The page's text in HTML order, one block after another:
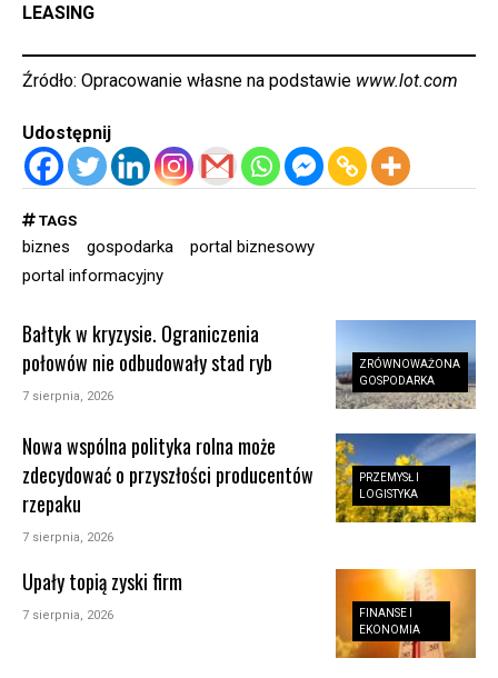
LEASING
Źródło: Opracowanie własne na podstawie www.lot.com
Udostępnij
TAGS
biznes gospodarka
portal biznesowy
portal informacyjny
ZRÓWNOWAŻONA
GOSPODARKA
Bałtyk w kryzysie. Ograniczenia
połowów nie odbudowały stad ryb
7 sierpnia, 2026
PRZEMYSŁ I
LOGISTYKA
Nowa wspólna polityka rolna może
zdecydować o przyszłości producentów
rzepaku
7 sierpnia, 2026
FINANSE I
EKONOMIA
Upały topią zyski firm
7 sierpnia, 2026